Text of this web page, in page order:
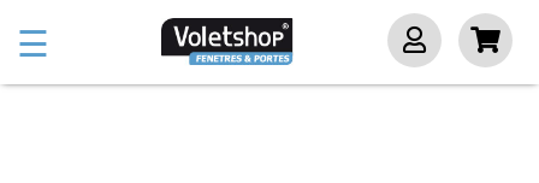
Basculer
la
☰